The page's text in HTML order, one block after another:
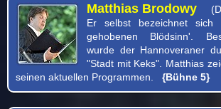
Matthias Brodowy
Er selbst bezeichnet sich
gehobenen Blödsinn'.
wurde der Hannoveraner
"Stadt mit Keks". Matthias
seinen aktuellen Programmen. {Bühne 5}